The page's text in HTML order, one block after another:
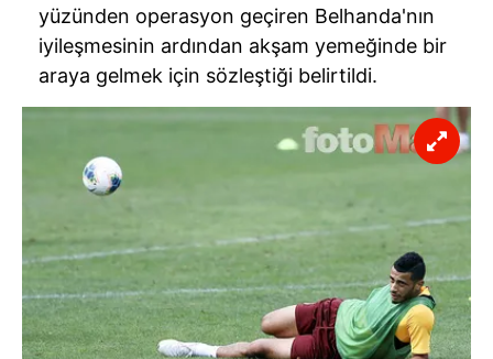
yüzünden operasyon geçiren Belhanda'nın
iyileşmesinin ardından akşam yemeğinde bir
araya gelmek için sözleştiği belirtildi.